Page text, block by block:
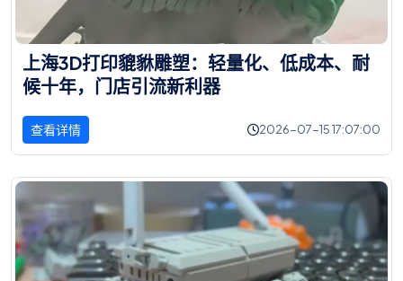
上海3D打印貔貅雕塑： 轻量化、 低成本、 耐
候十年， 门店引 流新利 器
查看详情 2026-07-15 17:07:00